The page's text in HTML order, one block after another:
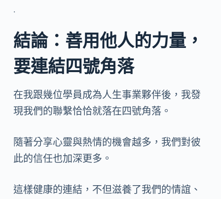
.
結論：善用他人的力量，
要連結四號角落
在我跟幾位學員成為人生事業夥伴後，我發
現我們的聯繫恰恰就落在四號角落。
隨著分享心靈與熱情的機會越多，我們對彼
此的信任也加深更多。
這樣健康的連結，不但滋養了我們的情誼、